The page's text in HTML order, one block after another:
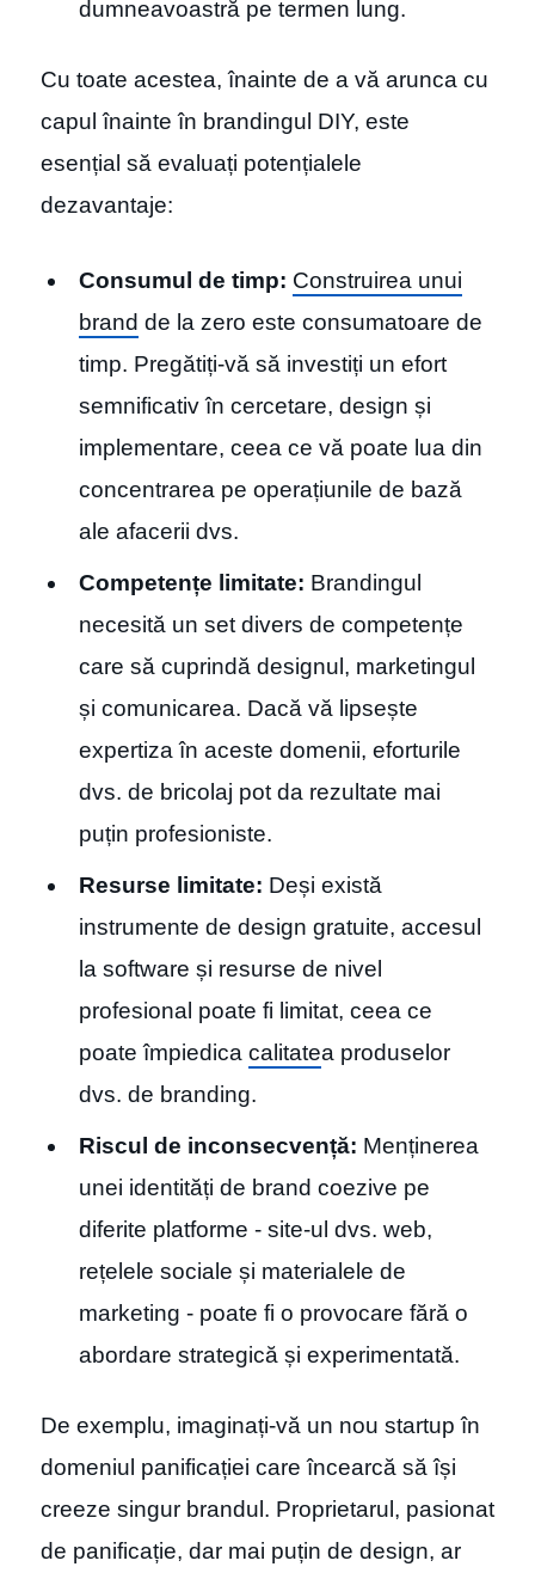
dumneavoastră pe termen lung.
Cu toate acestea, înainte de a vă arunca cu
capul înainte în brandingul DIY, este
esențial să evaluați potențialele
dezavantaje:
Consumul de timp: Construirea unui
brand de la zero este consumatoare de
timp. Pregătiți-vă să investiți un efort
semnificativ în cercetare, design și
implementare, ceea ce vă poate lua din
concentrarea pe operațiunile de bază
ale afacerii dvs.
Competențe limitate: Brandingul
necesită un set divers de competențe
care să cuprindă designul, marketingul
și comunicarea. Dacă vă lipsește
expertiza în aceste domenii, eforturile
dvs. de bricolaj pot da rezultate mai
puțin profesioniste.
Resurse limitate: Deși există
instrumente de design gratuite, accesul
la software și resurse de nivel
profesional poate fi limitat, ceea ce
poate împiedica calitatea produselor
dvs. de branding.
Riscul de inconsecvență: Menținerea
unei identități de brand coezive pe
diferite platforme - site-ul dvs. web,
rețelele sociale și materialele de
marketing - poate fi o provocare fără o
abordare strategică și experimentată.
De exemplu, imaginați-vă un nou startup în
domeniul panificației care încearcă să își
creeze singur brandul. Proprietarul, pasionat
de panificație, dar mai puțin de design, ar